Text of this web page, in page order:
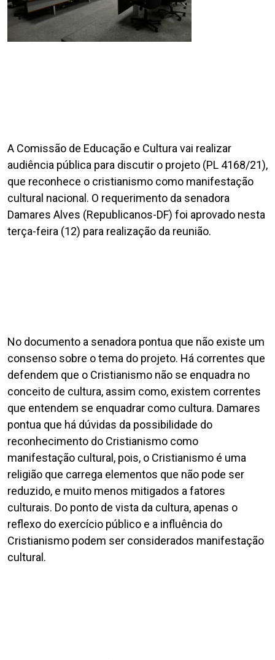
A Comissão de Educação e Cultura vai realizar
audiência pública para discutir o projeto (PL 4168/21),
que reconhece o cristianismo como manifestação
cultural nacional. O requerimento da senadora
Damares Alves (Republicanos-DF) foi aprovado nesta
terça-feira (12) para realização da reunião.
No documento a senadora pontua que não existe um
consenso sobre o tema do projeto. Há correntes que
defendem que o Cristianismo não se enquadra no
conceito de cultura, assim como, existem correntes
que entendem se enquadrar como cultura. Damares
pontua que há dúvidas da possibilidade do
reconhecimento do Cristianismo como
manifestação cultural, pois, o Cristianismo é uma
religião que carrega elementos que não pode ser
reduzido, e muito menos mitigados a fatores
culturais. Do ponto de vista da cultura, apenas o
reflexo do exercício público e a influência do
Cristianismo podem ser considerados manifestação
cultural.